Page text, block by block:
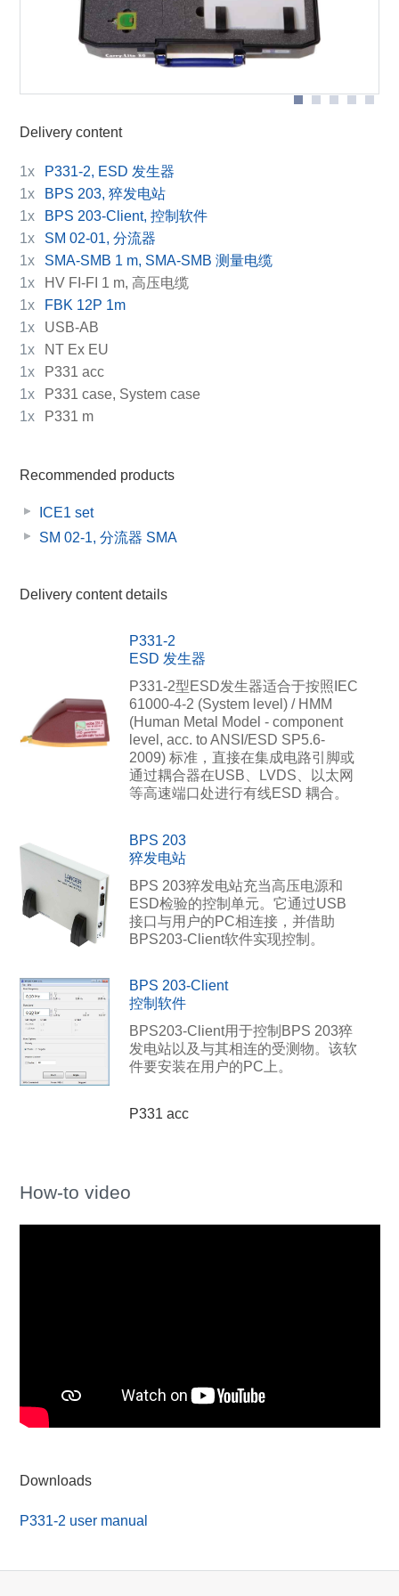
Scheme measurement set-up with P331-2
Delivery content
1x
P331-2, ESD 发生器
1x
BPS 203, 猝发电站
1x
BPS 203-Client, 控制软件
1x
SM 02-01, 分流器
1x
SMA-SMB 1 m, SMA-SMB 测量电缆
1x
HV FI-FI 1 m, 高压电缆
1x
FBK 12P 1m
1x
USB-AB
1x
NT Ex EU
1x
P331 acc
1x
P331 case, System case
1x
P331 m
Recommended products
ICE1 set
SM 02-1, 分流器 SMA
Delivery content details
P331-2
ESD 发生器
P331-2型ESD发生器适合于按照IEC
61000-4-2 (System level) / HMM
(Human Metal Model - component
level, acc. to ANSI/ESD SP5.6-
2009) 标准，直接在集成电路引脚或
通过耦合器在USB、LVDS、以太网
等高速端口处进行有线ESD 耦合。
BPS 203
猝发电站
BPS 203猝发电站充当高压电源和
ESD检验的控制单元。它通过USB
接口与用户的PC相连接，并借助
BPS203-Client软件实现控制。
BPS 203-Client
控制软件
BPS203-Client用于控制BPS 203猝
发电站以及与其相连的受测物。该软
件要安装在用户的PC上。
P331 acc
How-to video
Downloads
P331-2 user manual